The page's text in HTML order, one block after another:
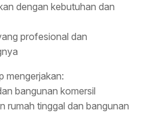
dengan kebutuhan dan
profesional dan
mengerjakan:
bangunan komersil
rumah tinggal dan bangunan